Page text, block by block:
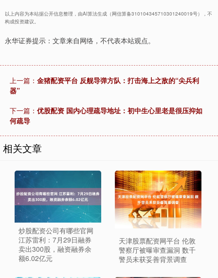
以上内容为本站据公开信息整理，由AI算法生成（网信算备310104345710301240019号），不
构成投资建议。
永华证券提示：文章来自网络，不代表本站观点。
上一篇： 金猪配资平台 反舰导弹方队：打击海上之敌的“尖兵利
器”
下一篇： 优股配资 国内心理疏导地址：初中生心里老是很压抑如
何疏导
相关文章
炒股配资公司有哪些官网
江苏雷利：7月29日融券
卖出300股，融资融券余
额6.02亿元
天津股票配资网平台 伦敦
警察厅被曝审查漏洞 数千
警员未获妥善背景调查